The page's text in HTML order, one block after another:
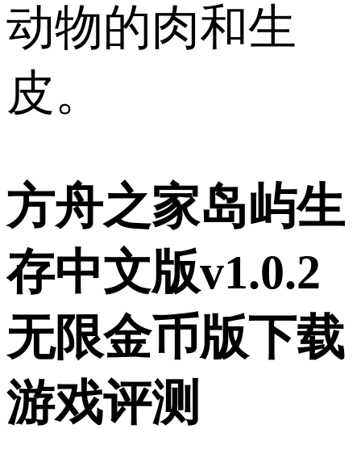
动物的肉和生
皮。
方舟之家岛屿生
存中文版v1.0.2
无限金币版下载
游戏评测